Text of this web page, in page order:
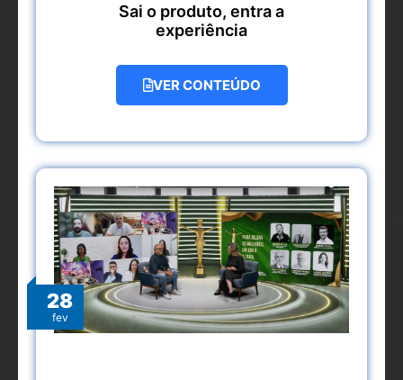
Sai o produto, entra a
experiência
VER CONTEÚDO
28
fev